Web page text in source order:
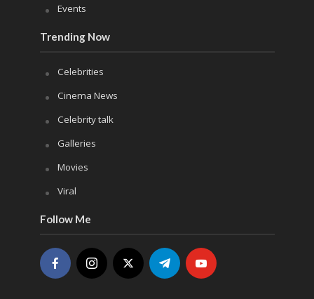
Events
Trending Now
Celebrities
Cinema News
Celebrity talk
Galleries
Movies
Viral
Follow Me